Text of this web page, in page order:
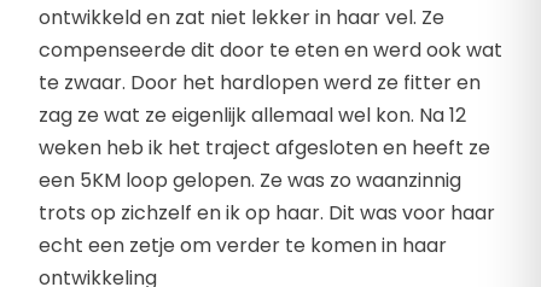
ontwikkeld en zat niet lekker in haar vel. Ze
compenseerde dit door te eten en werd ook wat
te zwaar. Door het hardlopen werd ze fitter en
zag ze wat ze eigenlijk allemaal wel kon. Na 12
weken heb ik het traject afgesloten en heeft ze
een 5KM loop gelopen. Ze was zo waanzinnig
trots op zichzelf en ik op haar. Dit was voor haar
echt een zetje om verder te komen in haar
ontwikkeling